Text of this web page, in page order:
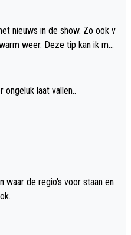
nieuws in de show. Zo ook v
weer. Deze tip kan ik met
laat vallen..
waar de regio's voor staan en